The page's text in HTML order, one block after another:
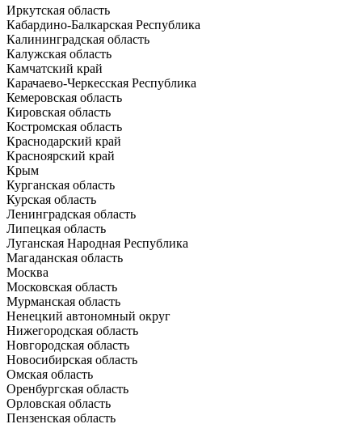
Иркутская область
Кабардино-Балкарская Республика
Калининградская область
Калужская область
Камчатский край
Карачаево-Черкесская Республика
Кемеровская область
Кировская область
Костромская область
Краснодарский край
Красноярский край
Крым
Курганская область
Курская область
Ленинградская область
Липецкая область
Луганская Народная Республика
Магаданская область
Москва
Московская область
Мурманская область
Ненецкий автономный округ
Нижегородская область
Новгородская область
Новосибирская область
Омская область
Оренбургская область
Орловская область
Пензенская область